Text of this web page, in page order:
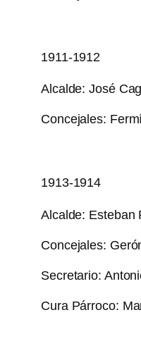
1911-1912
Alcalde: José
Concejales:
1913-1914
Alcalde: Esteban
Concejales:
Secretario:
Cura Párroco: